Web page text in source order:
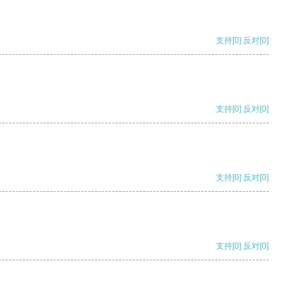
支持[0] 反对[0]
支持[0] 反对[0]
支持[0] 反对[0]
支持[0] 反对[0]